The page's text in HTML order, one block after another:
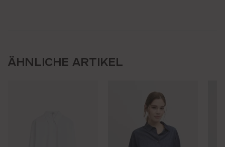
ÄHNLICHE ARTIKEL